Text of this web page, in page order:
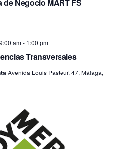
de Negocio MART FS
Transversales
am- 1:00 pm
Avenida Louis Pasteur, 47, Málaga,